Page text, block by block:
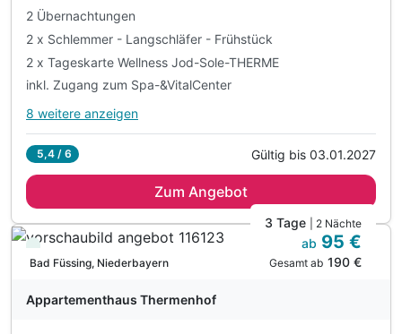
2 Übernachtungen
2 x Schlemmer - Langschläfer - Frühstück
2 x Tageskarte Wellness Jod-Sole-THERME
inkl. Zugang zum Spa-&VitalCenter
Alle Inklusivleistungen
2 x Schlemmer - Langschläfer - Frühstück
2 x Tageskarte Wellness Jod-Sole-THERME
inkl. Zugang zum Spa-&VitalCenter
inkl. Balneum-Saunalandschaft & Sole- & Salzwelt
inkl. Obstkorb auf dem Zimmer
8 weitere anzeigen
5,4 / 6 Gültig bis 03.01.2027
Zum Angebot
Viele Termine frei
Bad Füssing, Niederbayern
3 Tage | 2 Nächte
ab 95 €
Gesamt ab 190 €
Appartementhaus Thermenhof